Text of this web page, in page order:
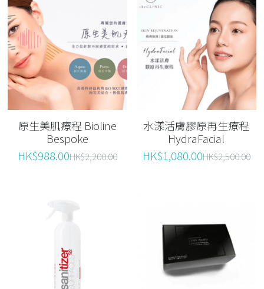
原生美肌療程 Bioline
Bespoke
HK$988.00HK$2,200.00
水漾活膚膠原再生療程
HydraFacial
HK$1,080.00HK$2,500.00